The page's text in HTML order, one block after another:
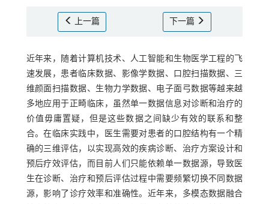
上一篇 下一篇
近年来，随着计算机技术、人工智能和生物医学工程的飞
速发展，患者临床数据、影像学数据、口腔扫描数据、三
维颜面扫描数据、生物力学数据、电子面弓数据等越来越
多地应用于正畸临床，虽然单一数据信息对诊断和治疗的
价值毋庸置疑，但是这些数据之间缺少有效的联系和整
合。在临床实践中，医生需要对患者的口腔结构有一个精
确的三维评估，以实现高效的疾病诊断、治疗方案设计和
预后疗效评估，而目前人们只能依赖单一数据源，导致医
生在诊断、治疗和预后评估过程中需要频繁切换不同数据
源，影响了诊疗效率和准确性。近年来，多模态数据融合